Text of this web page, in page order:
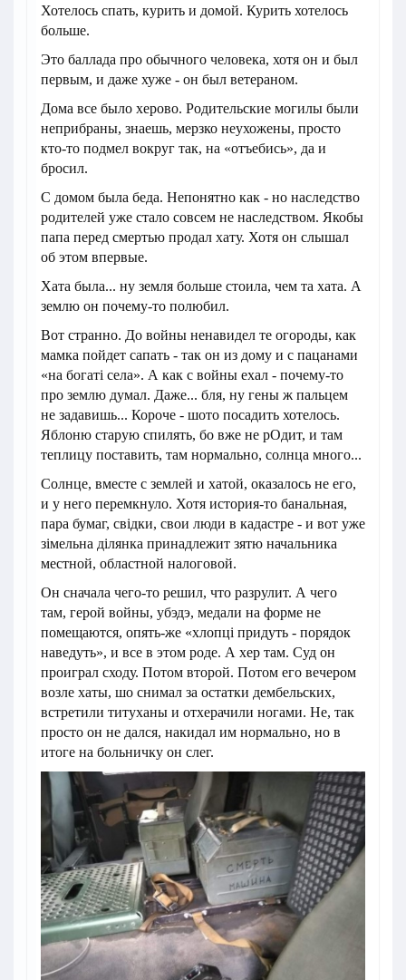
Хотелось спать, курить и домой. Курить хотелось
больше.
Это баллада про обычного человека, хотя он и был
первым, и даже хуже - он был ветераном.
Дома все было херово. Родительские могилы были
неприбраны, знаешь, мерзко неухожены, просто
кто-то подмел вокруг так, на «отъебись», да и
бросил.
С домом была беда. Непонятно как - но наследство
родителей уже стало совсем не наследством. Якобы
папа перед смертью продал хату. Хотя он слышал
об этом впервые.
Хата была... ну земля больше стоила, чем та хата. А
землю он почему-то полюбил.
Вот странно. До войны ненавидел те огороды, как
мамка пойдет сапать - так он из дому и с пацанами
«на богаті села». А как с войны ехал - почему-то
про землю думал. Даже... бля, ну гены ж пальцем
не задавишь... Короче - шото посадить хотелось.
Яблоню старую спилять, бо вже не рОдит, и там
теплицу поставить, там нормально, солнца много...
Солнце, вместе с землей и хатой, оказалось не его,
и у него перемкнуло. Хотя история-то банальная,
пара бумаг, свідки, свои люди в кадастре - и вот уже
зімельна ділянка принадлежит зятю начальника
местной, областной налоговой.
Он сначала чего-то решил, что разрулит. А чего
там, герой войны, убэдэ, медали на форме не
помещаются, опять-же «хлопці придуть - порядок
наведуть», и все в этом роде. А хер там. Суд он
проиграл сходу. Потом второй. Потом его вечером
возле хаты, шо снимал за остатки дембельских,
встретили титуханы и отхерачили ногами. Не, так
просто он не дался, накидал им нормально, но в
итоге на больничку он слег.